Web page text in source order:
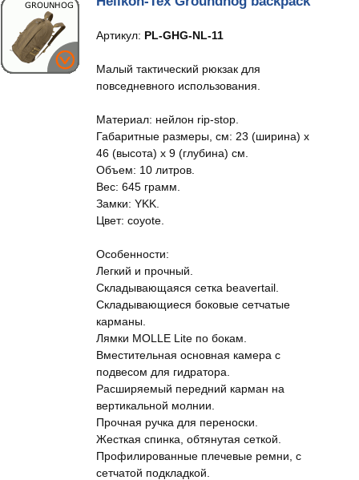
Артикул: PL-GHG-NL-11
Малый тактический рюкзак для
повседневного использования.
Материал: нейлон rip-stop.
Габаритные размеры, см: 23 (ширина) х
46 (высота) х 9 (глубина) см.
Объем: 10 литров.
Вес: 645 грамм.
Замки: YKK.
Цвет: coyote.
Особенности:
Легкий и прочный.
Складывающаяся сетка beavertail.
Складывающиеся боковые сетчатые
карманы.
Лямки MOLLE Lite по бокам.
Вместительная основная камера с
подвесом для гидратора.
Расширяемый передний карман на
вертикальной молнии.
Прочная ручка для переноски.
Жесткая спинка, обтянутая сеткой.
Профилированные плечевые ремни, с
сетчатой подкладкой.